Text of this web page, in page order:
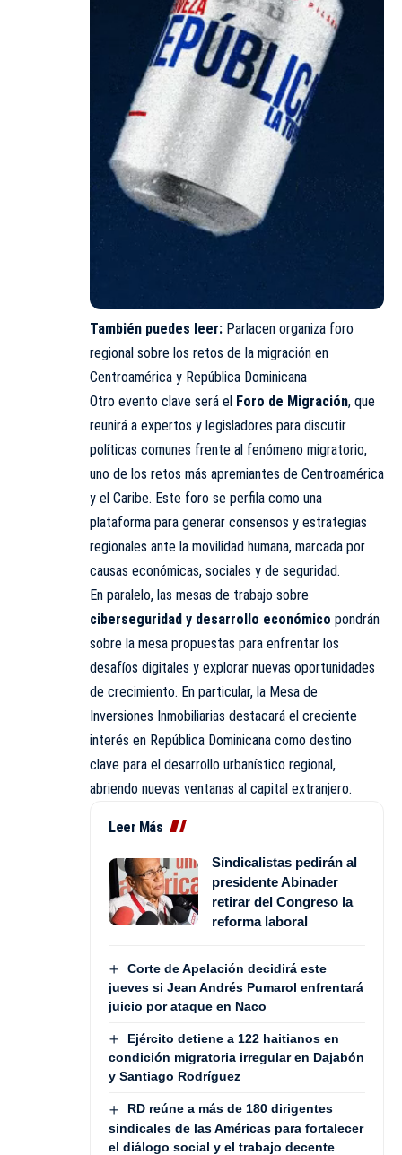
También puedes leer: Parlacen organiza foro
regional sobre los retos de la migración en
Centroamérica y República Dominicana
Otro evento clave será el Foro de Migración, que
reunirá a expertos y legisladores para discutir
políticas comunes frente al fenómeno migratorio,
uno de los retos más apremiantes de Centroamérica
y el Caribe. Este foro se perfila como una
plataforma para generar consensos y estrategias
regionales ante la movilidad humana, marcada por
causas económicas, sociales y de seguridad.
En paralelo, las mesas de trabajo sobre
ciberseguridad y desarrollo económico pondrán
sobre la mesa propuestas para enfrentar los
desafíos digitales y explorar nuevas oportunidades
de crecimiento. En particular, la Mesa de
Inversiones Inmobiliarias destacará el creciente
interés en República Dominicana como destino
clave para el desarrollo urbanístico regional,
abriendo nuevas ventanas al capital extranjero.
Leer Más
Sindicalistas pedirán al
presidente Abinader
retirar del Congreso la
reforma laboral
Corte de Apelación decidirá este
jueves si Jean Andrés Pumarol enfrentará
juicio por ataque en Naco
Ejército detiene a 122 haitianos en
condición migratoria irregular en Dajabón
y Santiago Rodríguez
RD reúne a más de 180 dirigentes
sindicales de las Américas para fortalecer
el diálogo social y el trabajo decente